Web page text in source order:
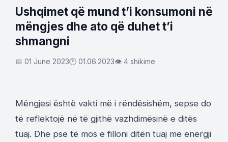
Ushqimet që mund t’i konsumoni në
mëngjes dhe ato që duhet t’i
shmangni
📅 01 June 2023🕐 01.06.2023👁 4 shikime
Mëngjesi është vakti më i rëndësishëm, sepse do
të reflektojë në të gjithë vazhdimësinë e ditës
tuaj. Dhe pse të mos e filloni ditën tuaj me energji